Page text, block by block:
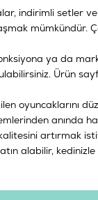
indirimli setler
mümkündür.
ya da
Ürün
oyuncaklarını
anında
artırmak
alabilir,